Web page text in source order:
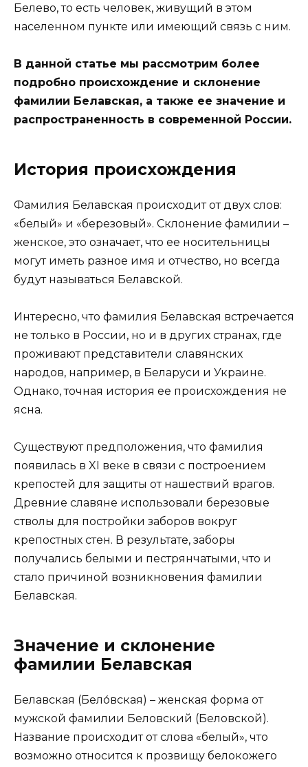
Белево, то есть человек, живущий в этом
населенном пункте или имеющий связь с ним.
В данной статье мы рассмотрим более
подробно происхождение и склонение
фамилии Белавская, а также ее значение и
распространенность в современной России.
История происхождения
Фамилия Белавская происходит от двух слов:
«белый» и «березовый». Склонение фамилии –
женское, это означает, что ее носительницы
могут иметь разное имя и отчество, но всегда
будут называться Белавской.
Интересно, что фамилия Белавская встречается
не только в России, но и в других странах, где
проживают представители славянских
народов, например, в Беларуси и Украине.
Однако, точная история ее происхождения не
ясна.
Существуют предположения, что фамилия
появилась в XI веке в связи с построением
крепостей для защиты от нашествий врагов.
Древние славяне использовали березовые
стволы для постройки заборов вокруг
крепостных стен. В результате, заборы
получались белыми и пестрянчатыми, что и
стало причиной возникновения фамилии
Белавская.
Значение и склонение
фамилии Белавская
Белавская (Бело́вская) – женская форма от
мужской фамилии Беловский (Беловской).
Название происходит от слова «белый», что
возможно относится к прозвищу белокожего